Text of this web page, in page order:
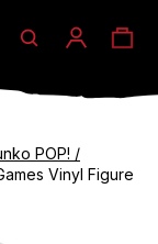
Hledat
POP! /
Vinyl Figure